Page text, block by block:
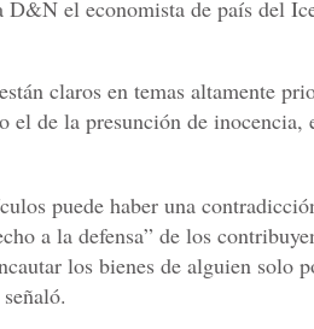
D&N el economista de país del
claros en temas altamente
de la presunción de inocencia,
puede haber una
a la defensa” de los
los bienes de alguien solo